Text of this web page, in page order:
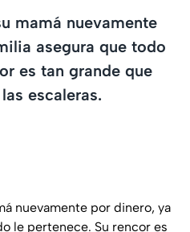
mamá nuevamente
asegura que todo
es tan grande que
escaleras.
nuevamente por dinero, ya
le pertenece. Su rencor es